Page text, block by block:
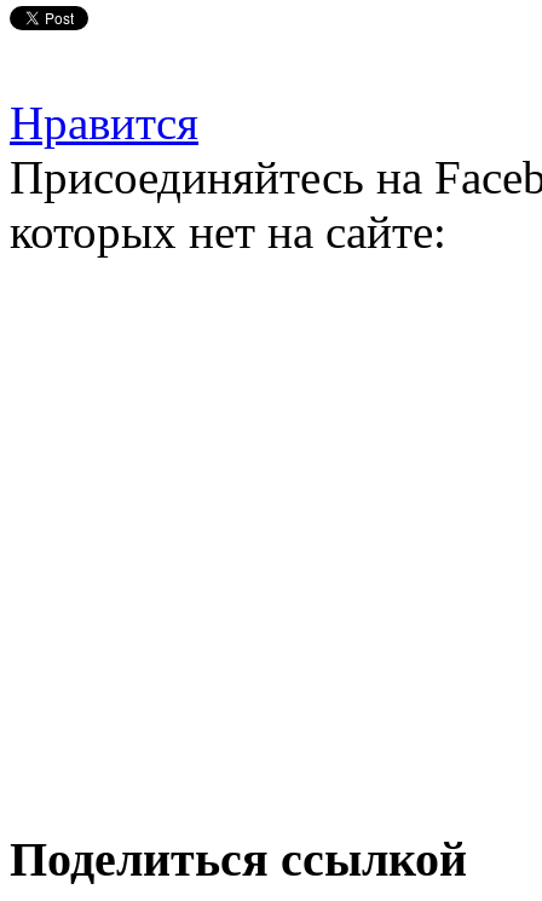
Нравится
Присоединяйтесь на
которых нет на сайте:
Поделиться ссылкой